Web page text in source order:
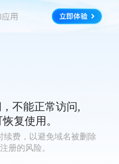
不能正常访问,
复使用。
续费，以避免域名被删除
册的风险。